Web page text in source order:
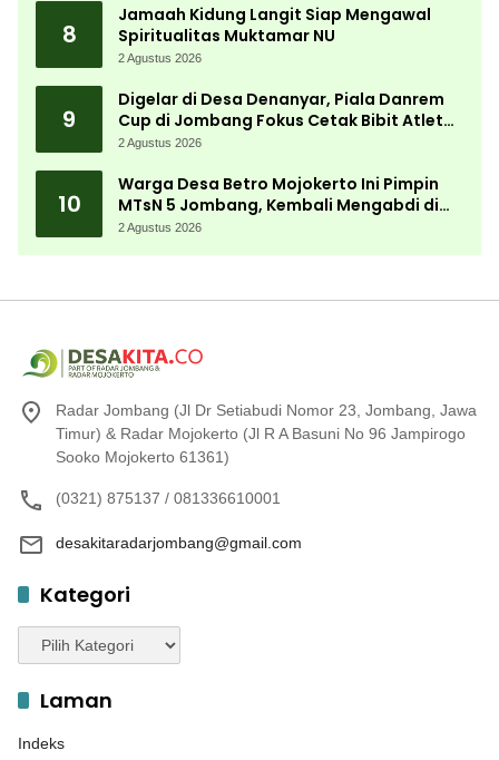
8
Jamaah Kidung Langit Siap Mengawal
Spiritualitas Muktamar NU
2 Agustus 2026
9
Digelar di Desa Denanyar, Piala Danrem
Cup di Jombang Fokus Cetak Bibit Atlet
Menembak Berprestasi
2 Agustus 2026
10
Warga Desa Betro Mojokerto Ini Pimpin
MTsN 5 Jombang, Kembali Mengabdi di
Almamater
2 Agustus 2026
Radar Jombang (Jl Dr Setiabudi Nomor 23, Jombang, Jawa
Timur) & Radar Mojokerto (Jl R A Basuni No 96 Jampirogo
Sooko Mojokerto 61361)
(0321) 875137 / 081336610001
desakitaradarjombang@gmail.com
Kategori
Kategori
Laman
Indeks